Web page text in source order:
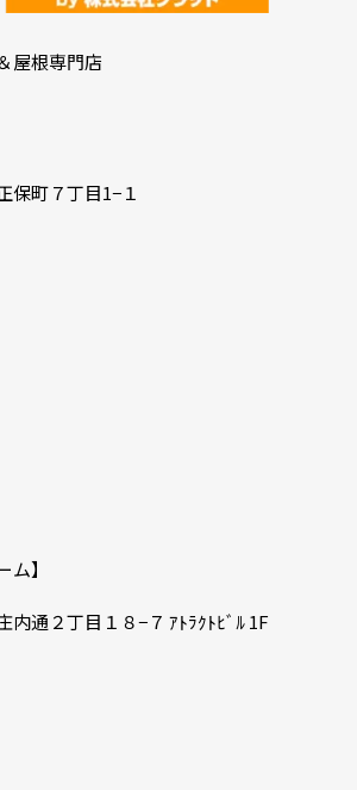
屋根専門店
保町７丁目1−１
ム】
内通２丁目１８−７ ｱﾄﾗｸﾄﾋﾞﾙ 1F